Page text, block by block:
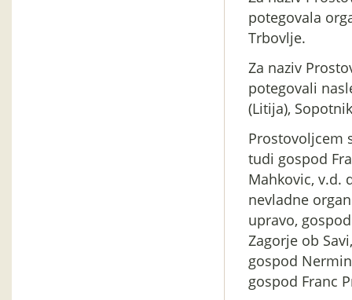
potegovala
Trbovlje.
Za naziv
potegovali
(Litija),
Prostovoljcem
tudi gospod
Mahkovic, v.d.
nevladne
upravo,
Zagorje ob
gospod
gospod Franc